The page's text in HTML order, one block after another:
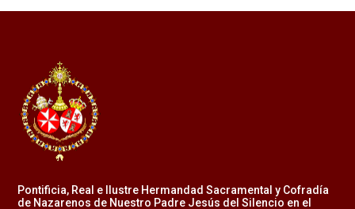
Pontificia, Real e Ilustre Hermandad Sacramental y Cofradía
de Nazarenos de Nuestro Padre Jesús del Silencio en el